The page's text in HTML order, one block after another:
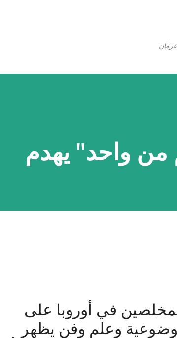
واحد" يهدم
في أوروبا على
وعلم وفن يظهر